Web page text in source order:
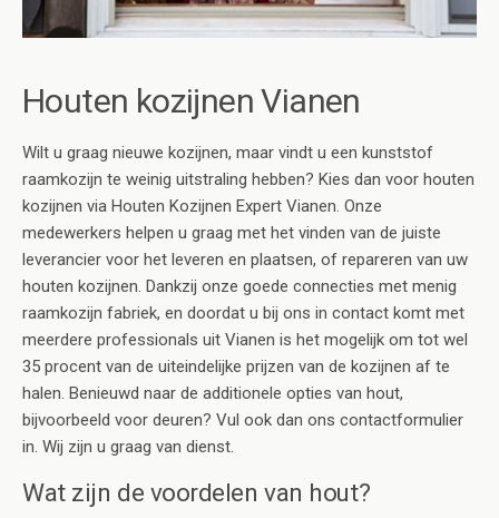
Houten kozijnen Vianen
Wilt u graag nieuwe kozijnen, maar vindt u een kunststof
raamkozijn te weinig uitstraling hebben? Kies dan voor houten
kozijnen via Houten Kozijnen Expert Vianen. Onze
medewerkers helpen u graag met het vinden van de juiste
leverancier voor het leveren en plaatsen, of repareren van uw
houten kozijnen. Dankzij onze goede connecties met menig
raamkozijn fabriek, en doordat u bij ons in contact komt met
meerdere professionals uit Vianen is het mogelijk om tot wel
35 procent van de uiteindelijke prijzen van de kozijnen af te
halen. Benieuwd naar de additionele opties van hout,
bijvoorbeeld voor deuren? Vul ook dan ons contactformulier
in. Wij zijn u graag van dienst.
Wat zijn de voordelen van hout?